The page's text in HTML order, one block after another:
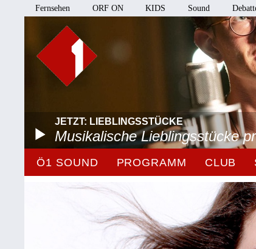
Fernsehen ORF ON KIDS Sound
JETZT: LIEBLINGSSTÜCKE
Musikalische Lieblingsstücke
Ö1 SOUND PROGRAMM CLUB